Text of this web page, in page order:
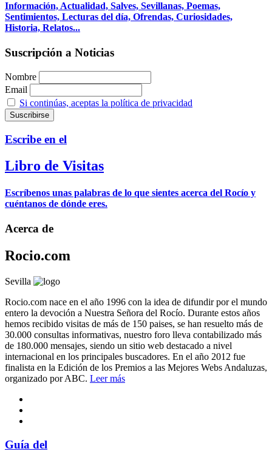
Información, Actualidad, Salves, Sevillanas, Poemas,
Sentimientos, Lecturas del día, Ofrendas, Curiosidades,
Historia, Relatos...
Suscripción a Noticias
Nombre
Email
Si continúas, aceptas la política de privacidad
Escribe en el
Libro de Visitas
Escríbenos unas palabras de lo que sientes acerca del Rocío y
cuéntanos de dónde eres.
Acerca de
Rocio.com
Sevilla
Rocio.com nace en el año 1996 con la idea de difundir por el mundo
entero la devoción a Nuestra Señora del Rocío. Durante estos años
hemos recibido visitas de más de 150 paises, se han resuelto más de
30.000 consultas informativas, nuestro foro lleva contabilizado más
de 180.000 mensajes, siendo un sitio web destacado a nivel
internacional en los principales buscadores. En el año 2012 fue
finalista en la Edición de los Premios a las Mejores Webs Andaluzas,
organizado por ABC. Leer más
Guía del